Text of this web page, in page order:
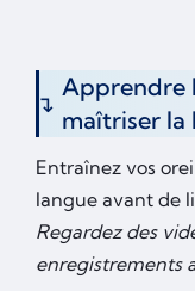
Apprendre
maîtriser la
Entraînez vos
langue avant de
Regardez des
enregistrements